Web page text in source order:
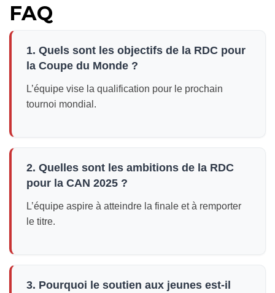
FAQ
1. Quels sont les objectifs de la RDC pour
la Coupe du Monde ?
L’équipe vise la qualification pour le prochain
tournoi mondial.
2. Quelles sont les ambitions de la RDC
pour la CAN 2025 ?
L’équipe aspire à atteindre la finale et à remporter
le titre.
3. Pourquoi le soutien aux jeunes est-il